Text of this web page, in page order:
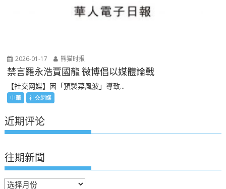
2026-01-17 熊猫时报
禁言羅永浩賈國龍 微博倡以媒體論戰
【社交网媒】因「預製菜風波」導致...
中華 社交網媒
近期评论
往期新聞
往